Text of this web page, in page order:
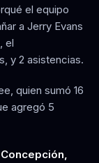
el equipo
a Jerry Evans
el
y 2 asistencias.
quien sumó 16
agregó 5